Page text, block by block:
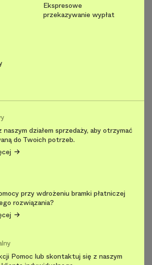
Ekspresowe
przekazywanie wypłat
działem sprzedaży, aby otrzymać
do Twoich potrzeb.
przy wdrożeniu bramki płatniczej
rozwiązania?
Pomoc lub skontaktuj się z naszym